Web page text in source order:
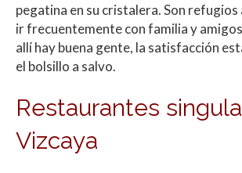
pegatina en su cristalera. Son refugios
ir frecuentemente con familia y
allí hay buena gente, la satisfacción
el bolsillo a salvo.
Restaurantes
Vizcaya